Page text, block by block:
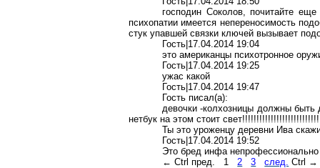
господин Соколов, почитайте
психопатии имеется непереносимость
стук упавшей связки ключей вызывает
Гость|17.04.2014 19:04
это американцыпсихотронное
Гость|17.04.2014 19:25
ужас какой
Гость|17.04.2014 19:47
Гость писал(a):
девочки -колхозницы должны быть
нетбук на этом стоит
Ты это уроженцу деревни Ива
Гость|17.04.2014 19:52
Это брединфанепрофессионально
←Ctrl пред. 1 2 3 след. Ctrl →